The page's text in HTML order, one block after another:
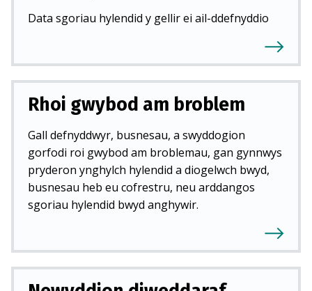
Data sgoriau hylendid y gellir ei ail-ddefnyddio
Rhoi gwybod am broblem
Gall defnyddwyr, busnesau, a swyddogion
gorfodi roi gwybod am broblemau, gan gynnwys
pryderon ynghylch hylendid a diogelwch bwyd,
busnesau heb eu cofrestru, neu arddangos
sgoriau hylendid bwyd anghywir.